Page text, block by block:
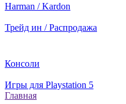
Harman / Kardon
Трейд ин / Распродажа
Консоли
Игры для Playstation 5
Главная